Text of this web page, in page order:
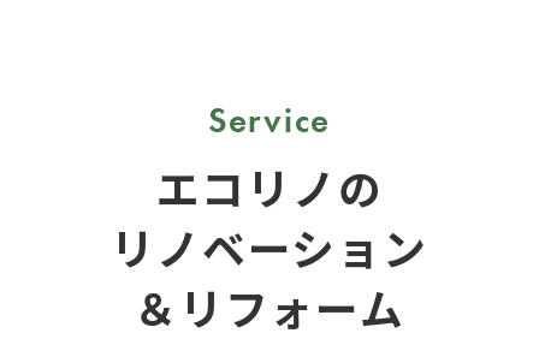
Service
エコリノの
リノベーション
＆リフォーム